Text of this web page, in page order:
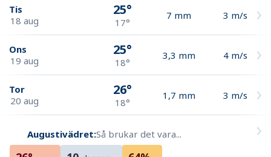
Tis
18 aug
25°
17°
7 mm 3 m/s
Ons
19 aug
25°
18°
3,3 mm 4 m/s
Tor
20 aug
26°
18°
1,7 mm 3 m/s
Augustivädret:Så brukar det vara...